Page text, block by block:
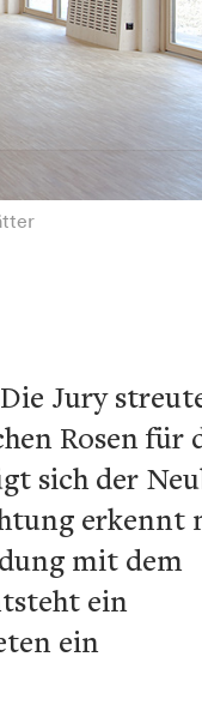
Jury
Rosen für
sich der
erkennt
mit dem
ein
ein